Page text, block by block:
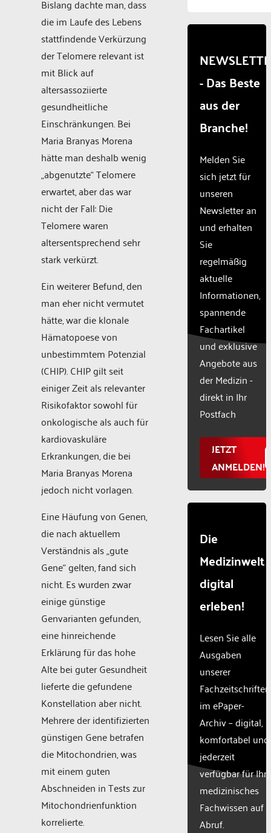
Bislang dachte man, dass
die im Laufe des Lebens
stattfindende Verkürzung
der Telomere relevant ist
mit Blick auf
altersassoziierte
gesundheitliche
Einschränkungen. Bei
Maria Branyas Morena
hätte man deshalb wenig
„abgenutzte“ Telomere
erwartet, aber das war
nicht der Fall: Die
Telomere waren
altersentsprechend sehr
stark verkürzt.
Ein weiterer Befund, den
man eher nicht vermutet
hätte, war die klonale
Hämatopoese von
unbestimmtem Potenzial
(CHIP). CHIP gilt seit
einiger Zeit als relevanter
Risikofaktor sowohl für
onkologische als auch für
kardiovaskuläre
Erkrankungen, die bei
Maria Branyas Morena
jedoch nicht vorlagen.
Eine Häufung von Genen,
die nach aktuellem
Verständnis als „gute
Gene“ gelten, fand sich
nicht. Es wurden zwar
einige günstige
Genvarianten gefunden,
eine hinreichende
Erklärung für das hohe
Alte bei guter Gesundheit
lieferte die gefundene
Konstellation aber nicht.
Mehrere der identifizierten
günstigen Gene betrafen
die Mitochondrien, was
mit einem guten
Abschneiden in Tests zur
Mitochondrienfunktion
korrelierte.
due to
that
are
not
disclosed
to the
The
owner
needs
to
setup
the
site
with
CMP
to add
content
to the
list of
used.
Powered
Consent
- Das Beste
aus der
Branche!
Melden Sie
sich jetzt für
unseren
Newsletter an
und erhalten
Sie
regelmäßig
aktuelle
Informationen,
spannende
Fachartikel
und exklusive
Angebote aus
der Medizin -
direkt in Ihr
Postfach
JETZT
ANMELDEN!
Die
Medizinwelt
digital
erleben!
Lesen Sie alle
Ausgaben
unserer
Fachzeitschriften
im ePaper-
Archiv – digital,
komfortabel und
jederzeit
verfügbar für Ihr
medizinisches
Fachwissen auf
Abruf.